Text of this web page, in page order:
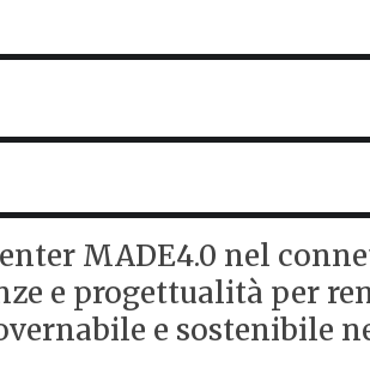
MADE4.0 nel
e progettualità per
e sostenibile